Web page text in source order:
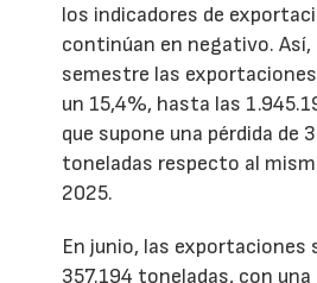
los indicadores de
continúan en negativo. Así,
semestre las
un 15,4%, hasta las
que supone una pérdida de
toneladas respecto al
2025.
En junio, las exportaciones
357.194 toneladas, con una